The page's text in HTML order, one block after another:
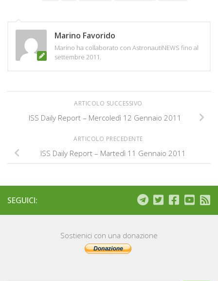
Marino Favorido
Marino ha collaborato con AstronautiNEWS fino al
settembre 2011.
ARTICOLO SUCCESSIVO
ISS Daily Report – Mercoledì 12 Gennaio 2011
ARTICOLO PRECEDENTE
ISS Daily Report – Martedì 11 Gennaio 2011
SEGUICI:
Sostienici con una donazione